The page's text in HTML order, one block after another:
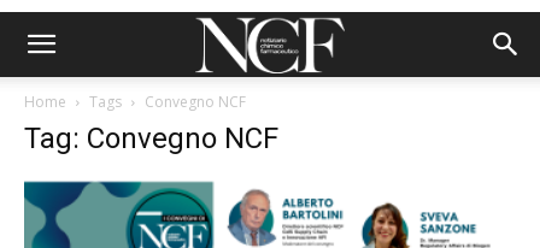
Home Tags Convegno NCF
Tag: Convegno NCF